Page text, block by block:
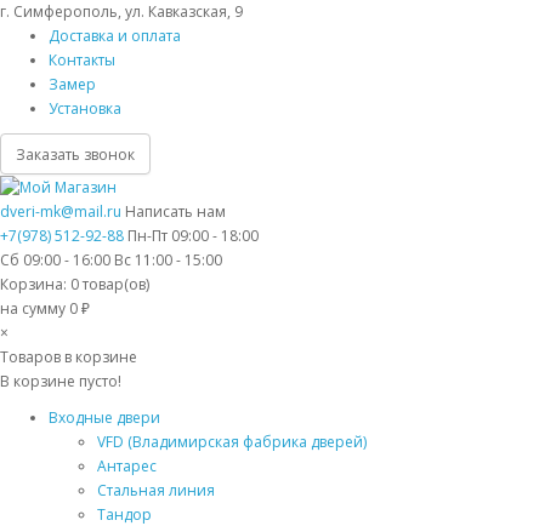
г. Симферополь, ул. Кавказская, 9
Доставка и оплата
Контакты
Замер
Установка
Заказать звонок
dveri-mk@mail.ru Написать нам
+7(978) 512-92-88 Пн-Пт 09:00 - 18:00
Сб 09:00 - 16:00 Вс 11:00 - 15:00
Корзина: 0товар(ов)
на сумму 0 ₽
×
Товаров в корзине
В корзине пусто!
Входные двери
VFD (Владимирская фабрика дверей)
Антарес
Стальная линия
Тандор